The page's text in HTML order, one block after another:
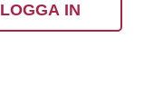
LOGGA IN